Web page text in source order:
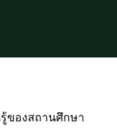
ของสถานศึกษา